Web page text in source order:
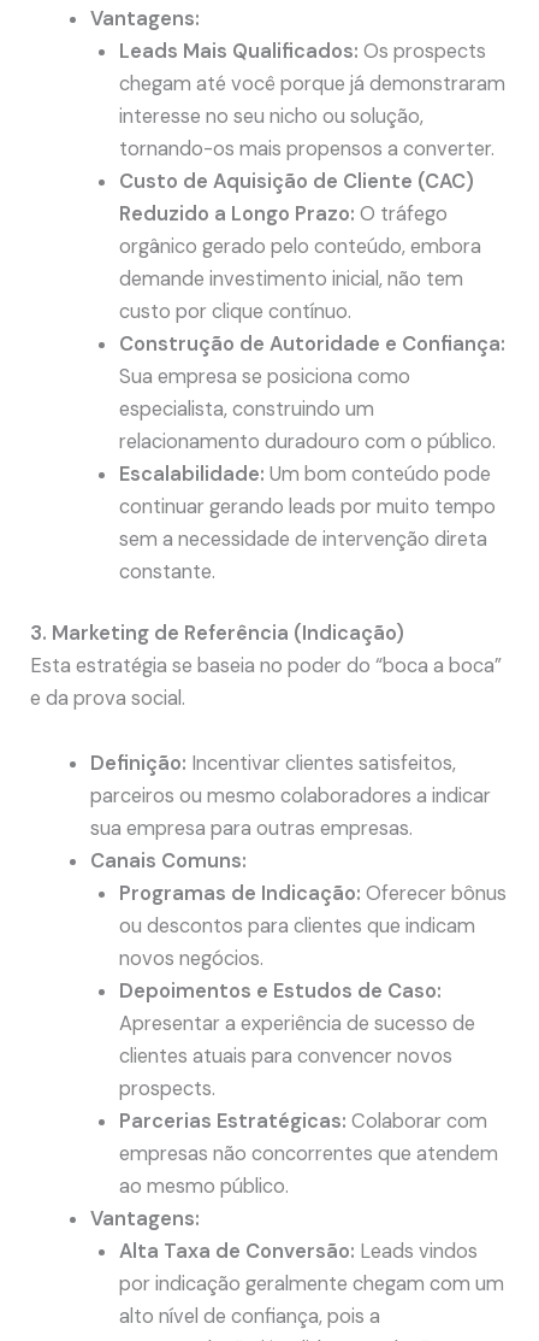
Vantagens:
Leads Mais Qualificados: Os prospects
chegam até você porque já demonstraram
interesse no seu nicho ou solução,
tornando-os mais propensos a converter.
Custo de Aquisição de Cliente (CAC)
Reduzido a Longo Prazo: O tráfego
orgânico gerado pelo conteúdo, embora
demande investimento inicial, não tem
custo por clique contínuo.
Construção de Autoridade e Confiança:
Sua empresa se posiciona como
especialista, construindo um
relacionamento duradouro com o público.
Escalabilidade: Um bom conteúdo pode
continuar gerando leads por muito tempo
sem a necessidade de intervenção direta
constante.
3. Marketing de Referência (Indicação)
Esta estratégia se baseia no poder do “boca a boca”
e da prova social.
Definição: Incentivar clientes satisfeitos,
parceiros ou mesmo colaboradores a indicar
sua empresa para outras empresas.
Canais Comuns:
Programas de Indicação: Oferecer bônus
ou descontos para clientes que indicam
novos negócios.
Depoimentos e Estudos de Caso:
Apresentar a experiência de sucesso de
clientes atuais para convencer novos
prospects.
Parcerias Estratégicas: Colaborar com
empresas não concorrentes que atendem
ao mesmo público.
Vantagens:
Alta Taxa de Conversão: Leads vindos
por indicação geralmente chegam com um
alto nível de confiança, pois a